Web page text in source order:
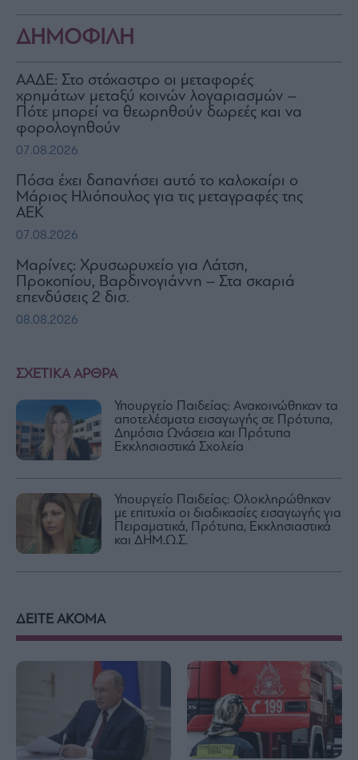
ΣΧΕΤΙΚΑ ΑΡΘΡΑ
Υπουργείο Παιδείας: Ανακοινώθηκαν τα
αποτελέσματα εισαγωγής σε Πρότυπα,
Δημόσια Ωνάσεια και Πρότυπα
Εκκλησιαστικά Σχολεία
Υπουργείο Παιδείας: Ολοκληρώθηκαν
με επιτυχία οι διαδικασίες εισαγωγής για
Πειραματικά, Πρότυπα, Εκκλησιαστικά
και ΔΗΜ.Ω.Σ.
ΔΗΜΟΦΙΛΗ
ΑΑΔΕ: Στο στόχαστρο οι μεταφορές
χρημάτων μεταξύ κοινών λογαριασμών –
Πότε μπορεί να θεωρηθούν δωρεές και να
φορολογηθούν
07.08.2026
Πόσα έχει δαπανήσει αυτό το καλοκαίρι ο
Μάριος Ηλιόπουλος για τις μεταγραφές της
ΑΕΚ
07.08.2026
Μαρίνες: Χρυσωρυχείο για Λάτση,
Προκοπίου, Βαρδινογιάννη – Στα σκαριά
επενδύσεις 2 δισ.
08.08.2026
ΔΕΙΤΕ ΑΚΟΜΑ